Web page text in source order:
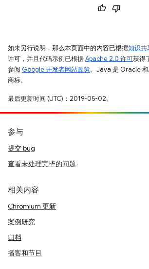
如未另行说明，那么本页面中的内容已根据知识共
许可，并且代码示例已根据Apache 2.0 许可获得
参阅 Google 开发者网站政策。Java 是 Oracle
商标。
最后更新时间 (UTC)：2019-05-02。
参与
提交 bug
查看未处理完毕的问题
相关内容
Chromium 更新
案例研究
归档
播客和节目